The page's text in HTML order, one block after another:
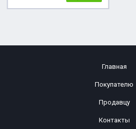
Главная
Покупателю
Продавцу
Контакты